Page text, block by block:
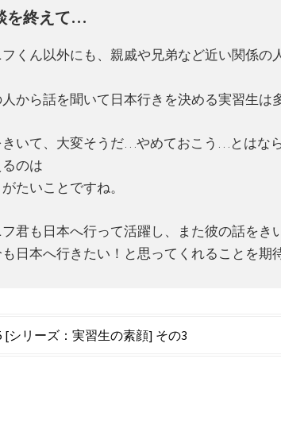
を終えて…
くん以外にも、親戚や兄弟など近い関係の
から話を聞いて日本行きを決める実習生は
いて、大変そうだ…やめておこう…とはな
るのは
たいことですね。
君も日本へ行って活躍し、また彼の話をき
も日本へ行きたい！と思ってくれることを期
[シリーズ：実習生の素顔] その3